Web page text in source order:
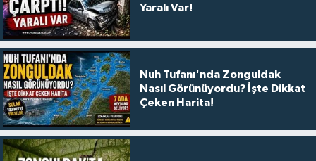
Yaralı Var!
Nuh Tufanı'nda Zonguldak
Nasıl Görünüyordu? İşte Dikkat
Çeken Harita!